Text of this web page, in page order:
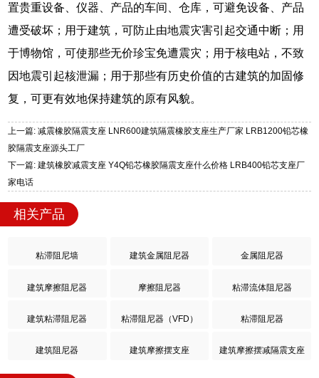
置贵重设备、仪器、产品的车间、仓库，可避免设备、产品
遭受破坏；用于建筑，可防止由地震灾害引起交通中断；用
于博物馆，可使那些无价珍宝免遭震灾；用于核电站，不致
因地震引起核泄漏；用于那些有历史价值的古建筑的加固修
复，可更有效地保持建筑的原有风貌。
上一篇: 减震橡胶隔震支座 LNR600建筑隔震橡胶支座生产厂家 LRB1200铅芯橡
胶隔震支座源头工厂
下一篇: 建筑橡胶减震支座 Y4Q铅芯橡胶隔震支座什么价格 LRB400铅芯支座厂
家电话
相关产品
粘滞阻尼墙 建筑金属阻尼器 金属阻尼器
建筑摩擦阻尼器 摩擦阻尼器 粘滞流体阻尼器
建筑粘滞阻尼器 粘滞阻尼器（VFD） 粘滞阻尼器
建筑阻尼器 建筑摩擦摆支座 建筑摩擦摆减隔震支座